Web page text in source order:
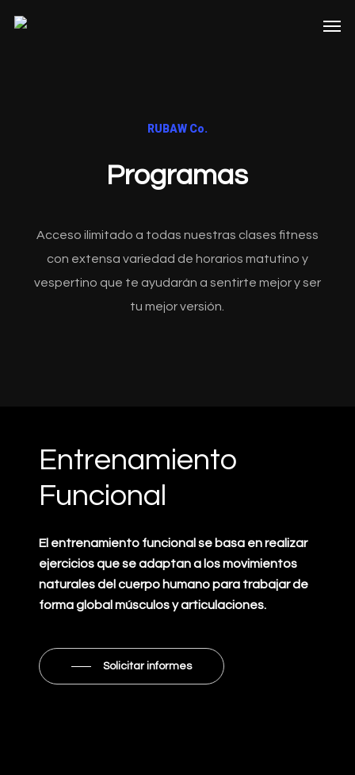
RUBAW Co.
Programas
Acceso ilimitado a todas nuestras clases fitness
con extensa variedad de horarios matutino y
vespertino que te ayudarán a sentirte mejor y ser
tu mejor versión.
Entrenamiento
Funcional
El entrenamiento funcional se basa en realizar
ejercicios que se adaptan a los movimientos
naturales del cuerpo humano para trabajar de
forma global músculos y articulaciones.
Solicitar informes